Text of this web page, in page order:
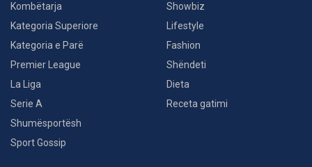
Kombëtarja
Kategoria Superiore
Kategoria e Parë
Premier League
La Liga
Serie A
Shumësportësh
Sport Gossip
Showbiz
Lifestyle
Fashion
Shëndeti
Dieta
Receta gatimi